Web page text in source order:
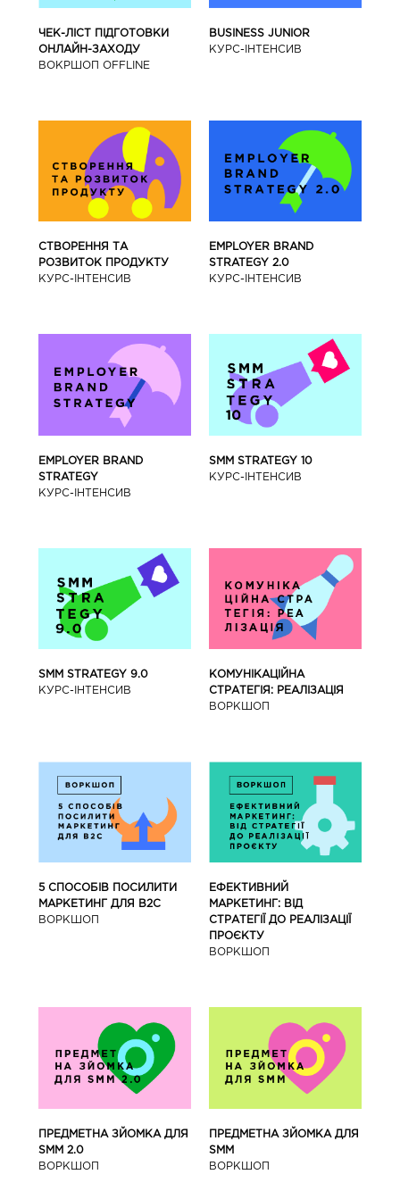
ЧЕК-ЛІСТ ПІДГОТОВКИ
ОНЛАЙН-ЗАХОДУ
ВОКРШОП OFFLINE
BUSINESS JUNIOR
КУРС-IНТЕНСИВ
СТВОРЕННЯ ТА
РОЗВИТОК ПРОДУКТУ
КУРС-IНТЕНСИВ
EMPLOYER BRAND
STRATEGY 2.0
КУРС-IНТЕНСИВ
EMPLOYER BRAND
STRATEGY
КУРС-IНТЕНСИВ
SMM STRATEGY 10
КУРС-IНТЕНСИВ
SMM STRATEGY 9.0
КУРС-IНТЕНСИВ
КОМУНІКАЦІЙНА
СТРАТЕГІЯ: РЕАЛІЗАЦІЯ
ВОРКШОП
5 СПОСОБІВ ПОСИЛИТИ
МАРКЕТИНГ ДЛЯ В2С
ВОРКШОП
ЕФЕКТИВНИЙ
МАРКЕТИНГ: ВІД
СТРАТЕГІЇ ДО РЕАЛІЗАЦІЇ
ПРОЄКТУ
ВОРКШОП
ПРЕДМЕТНА ЗЙОМКА ДЛЯ
SMM 2.0
ВОРКШОП
ПРЕДМЕТНА ЗЙОМКА ДЛЯ
SMM
ВОРКШОП